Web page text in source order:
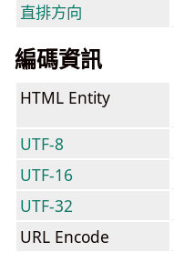
直排方向
編碼資訊
HTML Entity
UTF-8
UTF-16
UTF-32
URL Encode